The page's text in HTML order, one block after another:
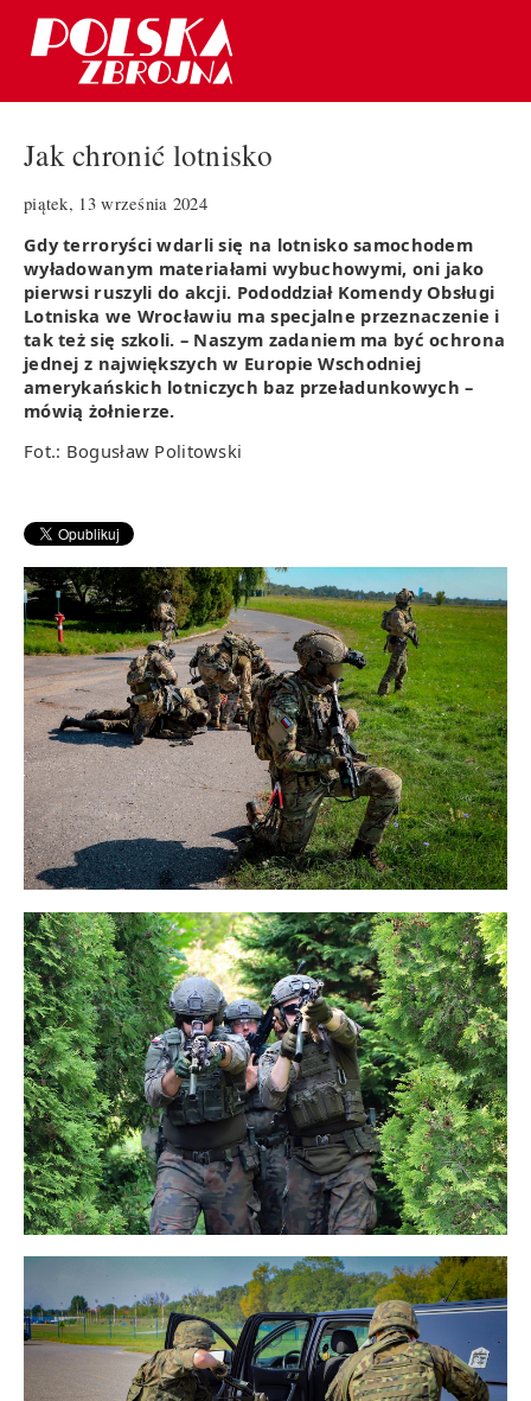
Jak chronić lotnisko
piątek, 13 września 2024
Gdy terroryści wdarli się na lotnisko samochodem
wyładowanym materiałami wybuchowymi, oni jako
pierwsi ruszyli do akcji. Pododdział Komendy Obsługi
Lotniska we Wrocławiu ma specjalne przeznaczenie i
tak też się szkoli. – Naszym zadaniem ma być ochrona
jednej z największych w Europie Wschodniej
amerykańskich lotniczych baz przeładunkowych –
mówią żołnierze.
Fot.: Bogusław Politowski